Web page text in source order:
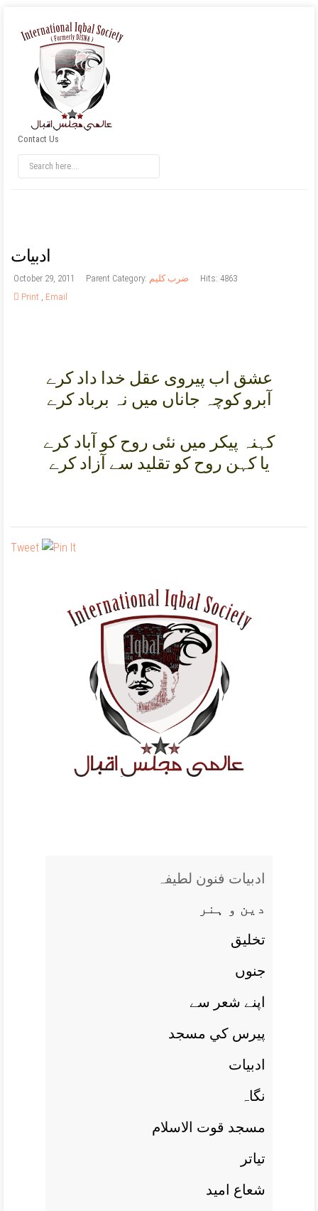
Contact Us
ادبيات
October 29, 2011 Parent Category: ضرب کلیم
Hits: 4863
Print , Email
عشق اب پيروی عقل خدا داد کرے
آبرو کوچہ جاناں ميں نہ برباد کرے
کہنہ پيکر ميں نئی روح کو آباد کرے
يا کہن روح کو تقليد سے آزاد کرے
Tweet
ادبيات فنون لطيفہ
دين و ہنر
تخليق
جنوں
اپنے شعر سے
پيرس کي مسجد
ادبيات
نگاہ
مسجد قوت الاسلام
تياتر
شعاع اميد